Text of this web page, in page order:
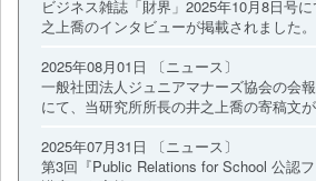
ビジネス雑誌「財界」2025年10月8日号
之上喬のインタビューが掲載されました。
2025年08月01日 〔ニュース〕
一般社団法人ジュニアマナーズ協会の会報
にて、当研究所所長の井之上喬の寄稿文が
2025年07月31日 〔ニュース〕
第3回『Public Relations for School 公認